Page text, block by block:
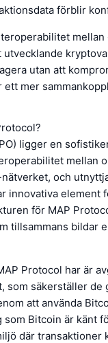
förblir
utan att
ett mer
ligger en
mellan
och
innovativa element
för MAP
tillsammans bildar
Protocol har är
som säkerställer
att använda
Bitcoin är känt
där